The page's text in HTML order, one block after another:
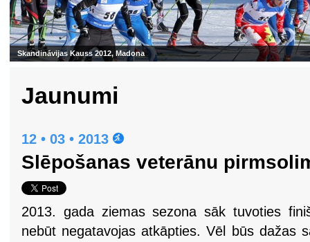
Skandināvijas Kauss 2012, Madona
Jaunumi
12 • 03 • 2013
Slēpošanas veterānu
2013. gada ziemas sezona sāk tuvoties
nebūt negatavojas atkāpties. Vēl būs dažas